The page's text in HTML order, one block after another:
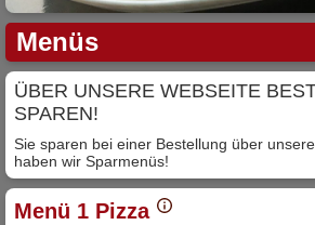
Menüs
ÜBER UNSERE WEBSEITE
SPAREN!
Sie sparen bei einer Bestellung über
haben wir Sparmenüs!
Menü 1 Pizza